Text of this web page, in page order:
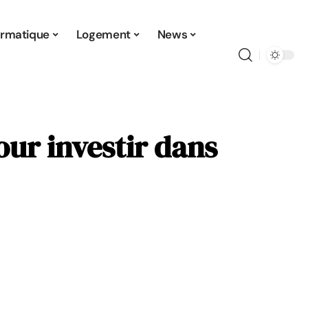
Logement News
investir dans